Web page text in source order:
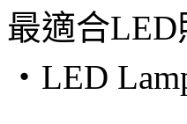
最適合
・LED